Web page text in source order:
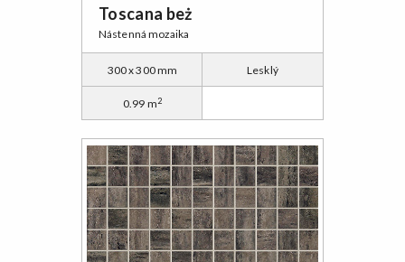
Toscana beż
Nástenná mozaika
300 x 300 mm Lesklý
0.99 m2